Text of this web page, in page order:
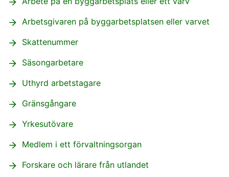
Arbetsgivaren på byggarbetsplatsen eller varvet
Skattenummer
Säsongarbetare
Uthyrd arbetstagare
Gränsgångare
Yrkesutövare
Medlem i ett förvaltningsorgan
Forskare och lärare från utlandet